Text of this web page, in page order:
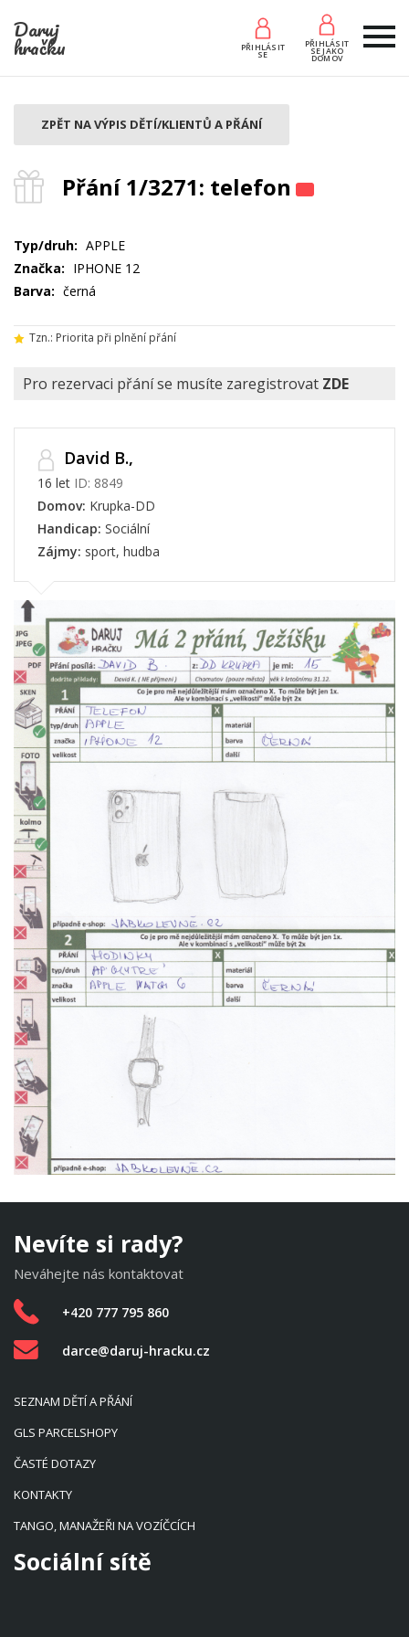
Daruj
hračku PŘIHLÁSIT
SE
PŘIHLÁSIT
SE JAKO
DOMOV
Přání 1/3271: telefon
ZPĚT NA VÝPIS DĚTÍ/KLIENTŮ A PŘÁNÍ
Typ/druh: APPLE
Značka: IPHONE 12
Barva: černá
Tzn.: Priorita při plnění přání
Pro rezervaci přání se musíte zaregistrovat ZDE
David B.,
16 let ID: 8849
Domov: Krupka-DD
Handicap: Sociální
Zájmy: sport, hudba
Nevíte si rady?
Neváhejte nás kontaktovat
+420 777 795 860
darce@daruj-hracku.cz
SEZNAM DĚTÍ A PŘÁNÍ
GLS PARCELSHOPY
ČASTÉ DOTAZY
KONTAKTY
TANGO, MANAŽEŘI NA VOZÍČCÍCH
Sociální sítě